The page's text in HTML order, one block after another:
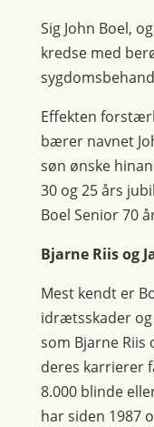
Sig John Boel,
kredse med
Effekten
bærer navnet
søn ønske
30 og 25 års
Boel Senior 70
Bjarne Riis og
Mest kendt er
idrætsskader og
som Bjarne Riis
deres karrierer
8.000 blinde
har siden 1987